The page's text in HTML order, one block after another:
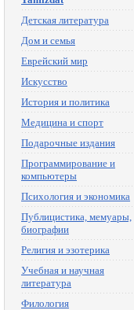
Детская литература
Дом и семья
Еврейский мир
Искусство
История и политика
Медицина и спорт
Подарочные издания
Программирование и
компьютеры
Психология и экономика
Публицистика, мемуары,
биографии
Религия и эзотерика
Учебная и научная
литература
Филология